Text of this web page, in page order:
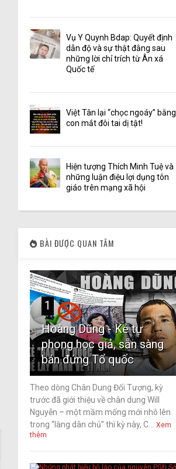
Vụ Y Quynh Bdap: Quyết định
dẫn độ và sự thật đằng sau
những lời chỉ trích từ Ân xá
Quốc tế
Việt Tân lại “chọc ngoáy” bằng
con mắt đôi tai dị tật!
Hiện tượng Thích Minh Tuệ và
những luận điệu lợi dụng tôn
giáo trên mạng xã hội
BÀI ĐƯỢC QUAN TÂM
1
Hoàng Dũng - Kẻ tự
phong học giả, sẵn sàng
bán đứng Tổ quốc
Theo dòng Chân Dung Đối Tượng, kỳ
trước đã giới thiệu về chân dung Will
Nguyễn – một mầm mống mới nhô lên
trong “làng dân chủ” thì kỳ này, C...
Xem
thêm